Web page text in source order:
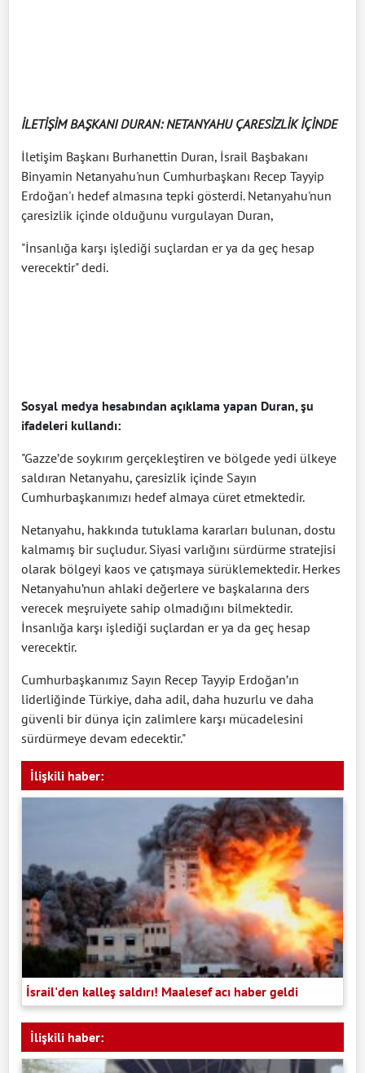
İLETİŞİM BAŞKANI DURAN: NETANYAHU ÇARESİZLİK İÇİNDE
İletişim Başkanı Burhanettin Duran, İsrail Başbakanı
Binyamin Netanyahu'nun Cumhurbaşkanı Recep Tayyip
Erdoğan'ı hedef almasına tepki gösterdi. Netanyahu'nun
çaresizlik içinde olduğunu vurgulayan Duran,
"İnsanlığa karşı işlediği suçlardan er ya da geç hesap
verecektir" dedi.
Sosyal medya hesabından açıklama yapan Duran, şu
ifadeleri kullandı:
"Gazze’de soykırım gerçekleştiren ve bölgede yedi ülkeye
saldıran Netanyahu, çaresizlik içinde Sayın
Cumhurbaşkanımızı hedef almaya cüret etmektedir.
Netanyahu, hakkında tutuklama kararları bulunan, dostu
kalmamış bir suçludur. Siyasi varlığını sürdürme stratejisi
olarak bölgeyi kaos ve çatışmaya sürüklemektedir. Herkes
Netanyahu’nun ahlaki değerlere ve başkalarına ders
verecek meşruiyete sahip olmadığını bilmektedir.
İnsanlığa karşı işlediği suçlardan er ya da geç hesap
verecektir.
Cumhurbaşkanımız Sayın Recep Tayyip Erdoğan’ın
liderliğinde Türkiye, daha adil, daha huzurlu ve daha
güvenli bir dünya için zalimlere karşı mücadelesini
sürdürmeye devam edecektir."
İlişkili haber:
İsrail'den kalleş saldırı! Maalesef acı haber geldi
İlişkili haber: